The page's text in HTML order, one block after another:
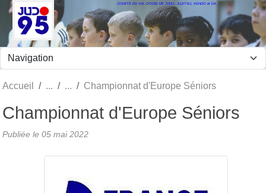
COMITÉ DU VAL D'OISE DE JUDO, JUJITSU, KENDO et DA
Accueil Championnat d'Europe Séniors
Championnat d'Europe Séniors
Publiée le 05 mai 2022
Panneau de gestion des cookies